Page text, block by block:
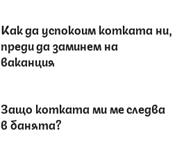
Как да успокоим котката ни,
преди да заминем на
ваканция
Защо котката ми ме следва
в банята?